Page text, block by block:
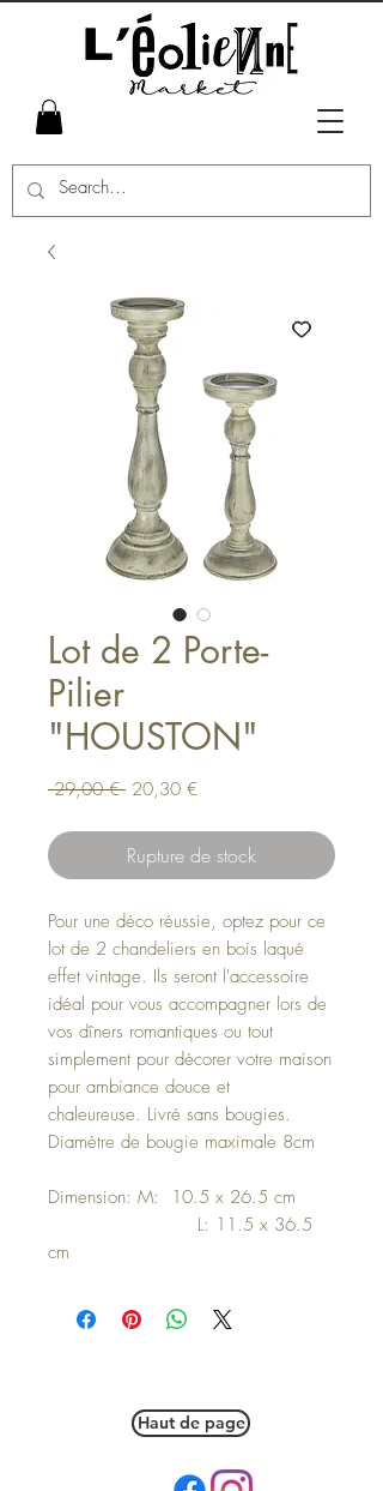
Lot de 2 Porte-
Pilier
"HOUSTON"
29,00 € Prix
20,30 €Prix
Rupture de stock
Pour une déco réussie, optez pour ce
lot de 2 chandeliers en bois laqué
effet vintage. Ils seront l'accessoire
idéal pour vous accompagner lors de
vos dîners romantiques ou tout
simplement pour décorer votre maison
pour ambiance douce et
chaleureuse. Livré sans bougies.
Diamètre de bougie maximale 8cm
Dimension: M: 10.5 x 26.5 cm
L: 11.5 x 36.5
cm
Haut de page